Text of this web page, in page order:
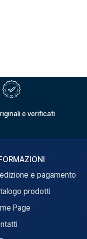
e verificati
e pagamento
prodotti
Page